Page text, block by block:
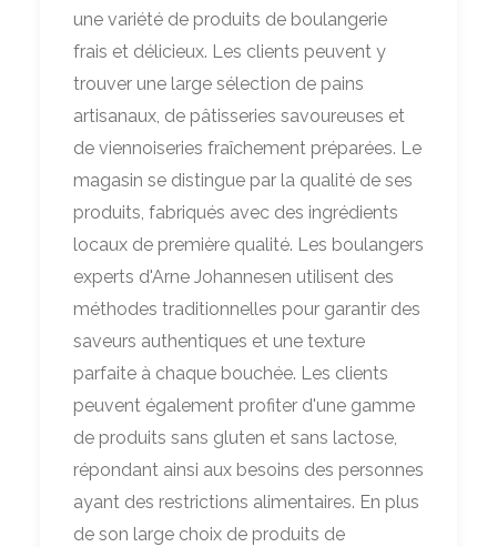
une variété de produits de boulangerie
frais et délicieux. Les clients peuvent y
trouver une large sélection de pains
artisanaux, de pâtisseries savoureuses et
de viennoiseries fraîchement préparées. Le
magasin se distingue par la qualité de ses
produits, fabriqués avec des ingrédients
locaux de première qualité. Les boulangers
experts d'Arne Johannesen utilisent des
méthodes traditionnelles pour garantir des
saveurs authentiques et une texture
parfaite à chaque bouchée. Les clients
peuvent également profiter d'une gamme
de produits sans gluten et sans lactose,
répondant ainsi aux besoins des personnes
ayant des restrictions alimentaires. En plus
de son large choix de produits de